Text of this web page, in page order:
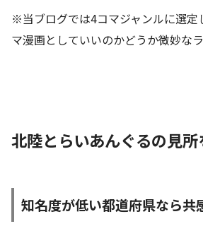
※当ブログでは4コマジャンルに選定
マ漫画としていいのかどうか微妙なラ
北陸とらいあんぐるの見
知名度が低い都道府県なら共